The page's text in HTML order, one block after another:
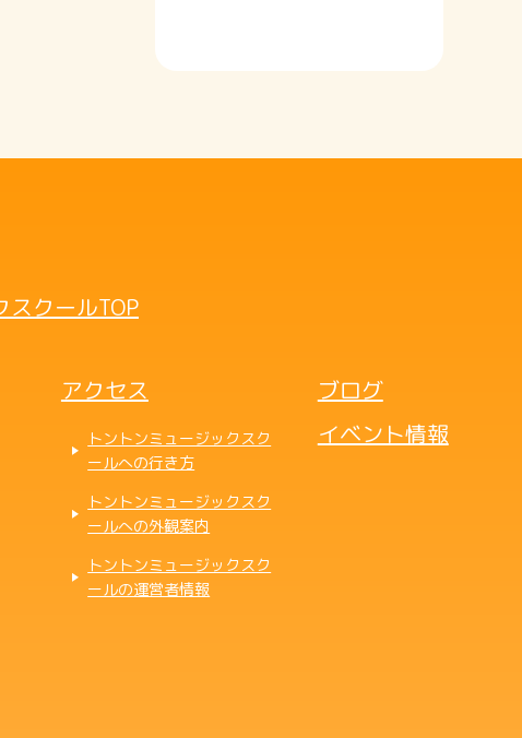
クールTOP
アクセス
トントンミュージックスク
ールへの行き方
トントンミュージックスク
ールへの外観案内
トントンミュージックスク
ールの運営者情報
ブログ
イベント情報